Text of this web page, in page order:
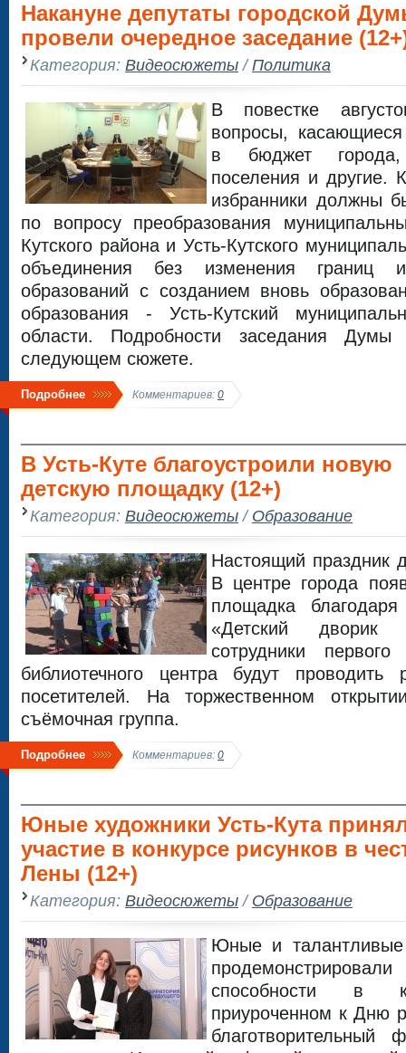
Накануне депутаты городской
провели очередное заседание
Категория: Видеосюжеты/Политика
В повестке
вопросы,
в бюджет города,
поселения и другие.
избранники должны
по вопросу преобразования
Кутского района и Усть-Кутского
объединения без изменения границ
образований с созданием вновь
образования - Усть-Кутский
области. Подробности заседания
следующем сюжете.
Подробнее Комментариев: 0
В Усть-Куте благоустроили новую
детскую площадку (12+)
Категория: Видеосюжеты/Образование
Настоящий праздник
В центре города
площадка
«Детский дворик
сотрудники
библиотечного центра будут
посетителей. На торжественном
съёмочная группа.
Подробнее Комментариев: 0
Юные художники Усть-Кута
участие в конкурсе рисунков в
Лены (12+)
Категория: Видеосюжеты/Образование
Юные и талантливые
способности в
приуроченном к Дню